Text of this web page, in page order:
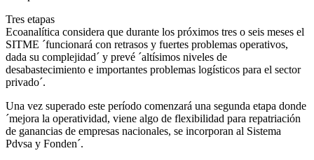
Tres etapas
Ecoanalítica considera que durante los próximos tres o seis meses el
SITME ´funcionará con retrasos y fuertes problemas operativos,
dada su complejidad´ y prevé ´altísimos niveles de
desabastecimiento e importantes problemas logísticos para el sector
privado´.
Una vez superado este período comenzará una segunda etapa donde
´mejora la operatividad, viene algo de flexibilidad para repatriación
de ganancias de empresas nacionales, se incorporan al Sistema
Pdvsa y Fonden´.